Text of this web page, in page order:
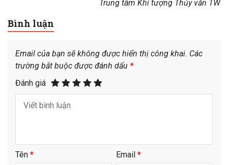
Trung tâm Khí tượng Thủy văn TW
Bình luận
Email của bạn sẽ không được hiển thị công khai. Các
trường bắt buộc được đánh dấu *
Đánh giá
Tên * Email *